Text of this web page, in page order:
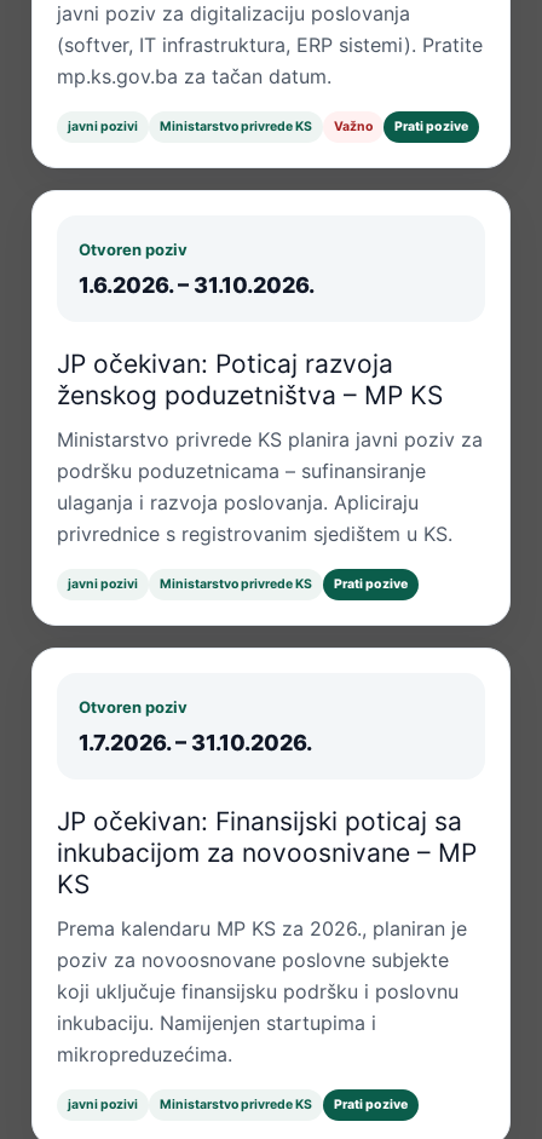
javni poziv za digitalizaciju poslovanja
(softver, IT infrastruktura, ERP sistemi). Pratite
mp.ks.gov.ba za tačan datum.
javni pozivi Ministarstvo privrede KS Važno Prati pozive
Otvoren poziv
1.6.2026. – 31.10.2026.
JP očekivan: Poticaj razvoja
ženskog poduzetništva – MP KS
Ministarstvo privrede KS planira javni poziv za
podršku poduzetnicama – sufinansiranje
ulaganja i razvoja poslovanja. Apliciraju
privrednice s registrovanim sjedištem u KS.
javni pozivi Ministarstvo privrede KS Prati pozive
Otvoren poziv
1.7.2026. – 31.10.2026.
JP očekivan: Finansijski poticaj sa
inkubacijom za novoosnivane – MP
KS
Prema kalendaru MP KS za 2026., planiran je
poziv za novoosnovane poslovne subjekte
koji uključuje finansijsku podršku i poslovnu
inkubaciju. Namijenjen startupima i
mikropreduzećima.
javni pozivi Ministarstvo privrede KS Prati pozive